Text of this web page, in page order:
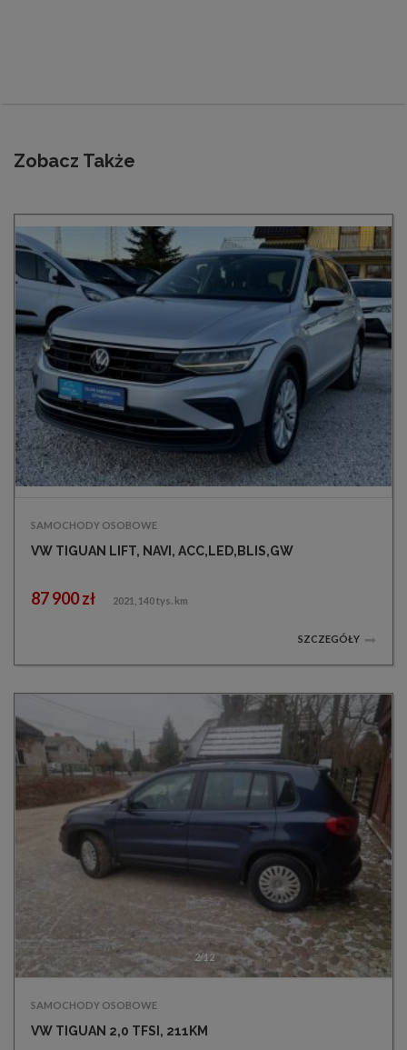
Zobacz Także
SAMOCHODY OSOBOWE
VW TIGUAN LIFT, NAVI, ACC,LED,BLIS,GW
87 900 zł 2021, 140 tys. km
SZCZEGÓŁY
3/12
SAMOCHODY OSOBOWE
VW TIGUAN 2,0 TFSI, 211KM